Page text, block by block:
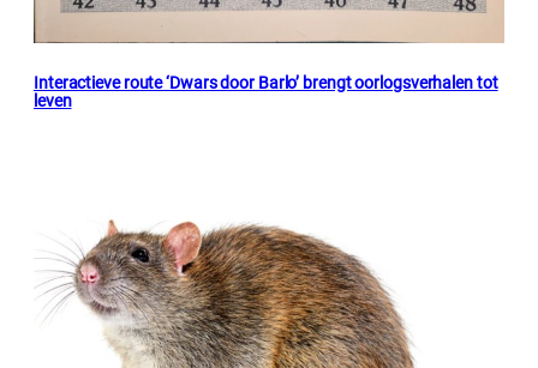
Interactieve route ‘Dwars door Barlo’ brengt oorlogsverhalen tot
leven